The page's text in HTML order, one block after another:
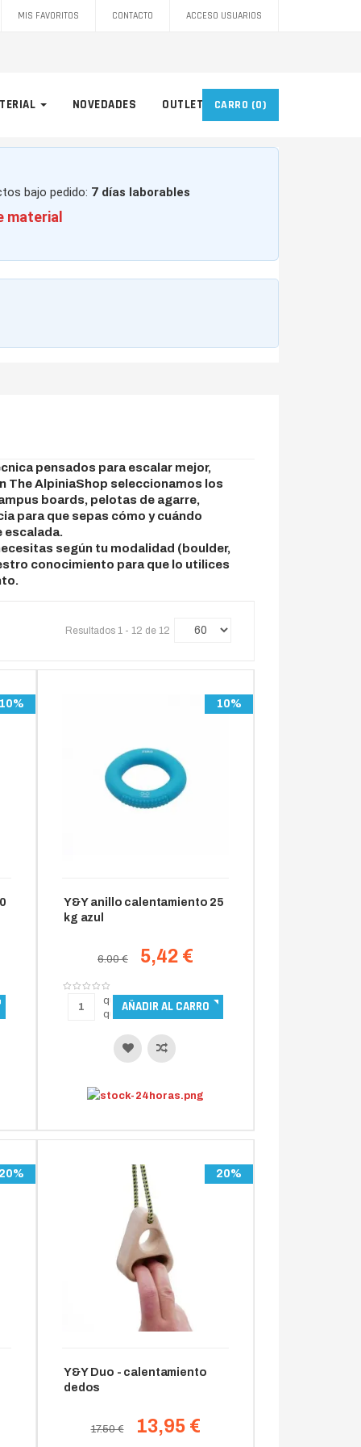
MIS FAVORITOS CONTACTO ACCESO USUARIOS
NOVEDADES OUTLET CARRO (0)
bajo pedido: 7 días laborables
material
pensados para escalar mejor,
The AlpiniaShop seleccionamos los
boards, pelotas de agarre,
para que sepas cómo y cuándo
escalada.
según tu modalidad (boulder,
conocimiento para que lo utilices
Resultados 1 - 12 de 12
10%
Y&Y anillo calentamiento 25
kg azul
6.00 € 5,42 €
20%
Y&Y Duo - calentamiento
dedos
17.50 € 13,95 €